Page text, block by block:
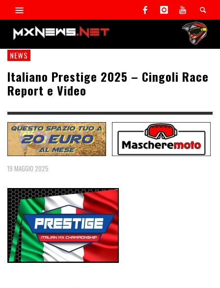
NEWS
Italiano Prestige 2025 – Cingoli Race
Report e Video
19 MAGGIO 2025